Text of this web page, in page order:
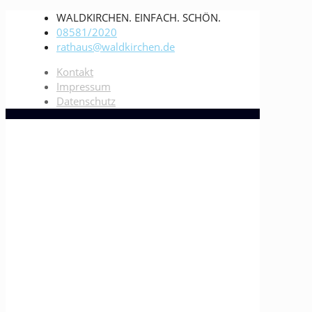
WALDKIRCHEN. EINFACH. SCHÖN.
08581/2020
rathaus@waldkirchen.de
Kontakt
Impressum
Datenschutz